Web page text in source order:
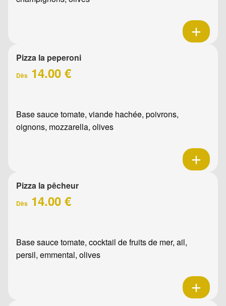
Pizza la peperoni
Dès 14.00 €
Base sauce tomate, viande hachée, poivrons,
oignons, mozzarella, olives
Pizza la pêcheur
Dès 14.00 €
Base sauce tomate, cocktail de fruits de mer, ail,
persil, emmental, olives